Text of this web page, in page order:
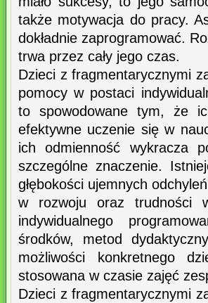
także motywacja do pracy.
dokładnie zaprogramować.
trwa przez cały jego czas.
Dzieci z fragmentarycznymi
pomocy w postaci
to spowodowane tym, że
efektywne uczenie się w
ich odmienność wykracza
szczególne znaczenie.
głębokości ujemnych odchyleń
w rozwoju oraz trudności
indywidualnego
środków, metod
możliwości konkretnego
stosowana w czasie zajęć
Dzieci z fragmentarycznymi